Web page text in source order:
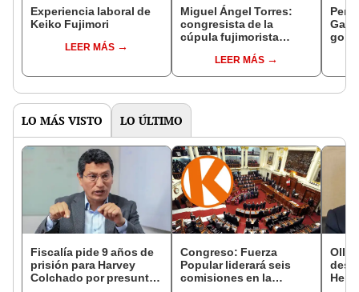
Experiencia laboral de
Keiko Fujimori
LEER MÁS
Miguel Ángel Torres:
congresista de la
cúpula fujimorista
del SenadoLEER MÁS
LO MÁS VISTO LO ÚLTIMO
Fiscalía pide 9 años de
prisión para Harvey
Colchado por presunta
Congreso: Fuerza
Popular liderará seis
comisiones en la